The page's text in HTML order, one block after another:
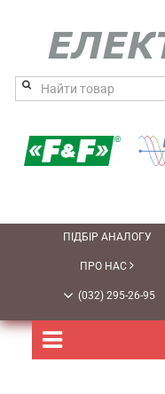
ПІДБІР АНАЛОГУ
ПРО НАС
(032) 295-26-95